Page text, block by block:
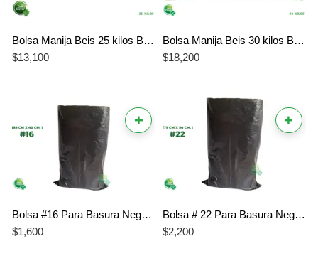
Bolsa Manija Beis 25 kilos Biodegradable
$13,100
Bolsa Manija Beis 30 kilos Biodegradable
$18,200
+
Bolsa #16 Para Basura Negra X 10 und. (58 CM X 40 CM. )
$1,600
+
Bolsa # 22 Para Basura Negra X 10 und. (75 CM X 54 CM. )
$2,200